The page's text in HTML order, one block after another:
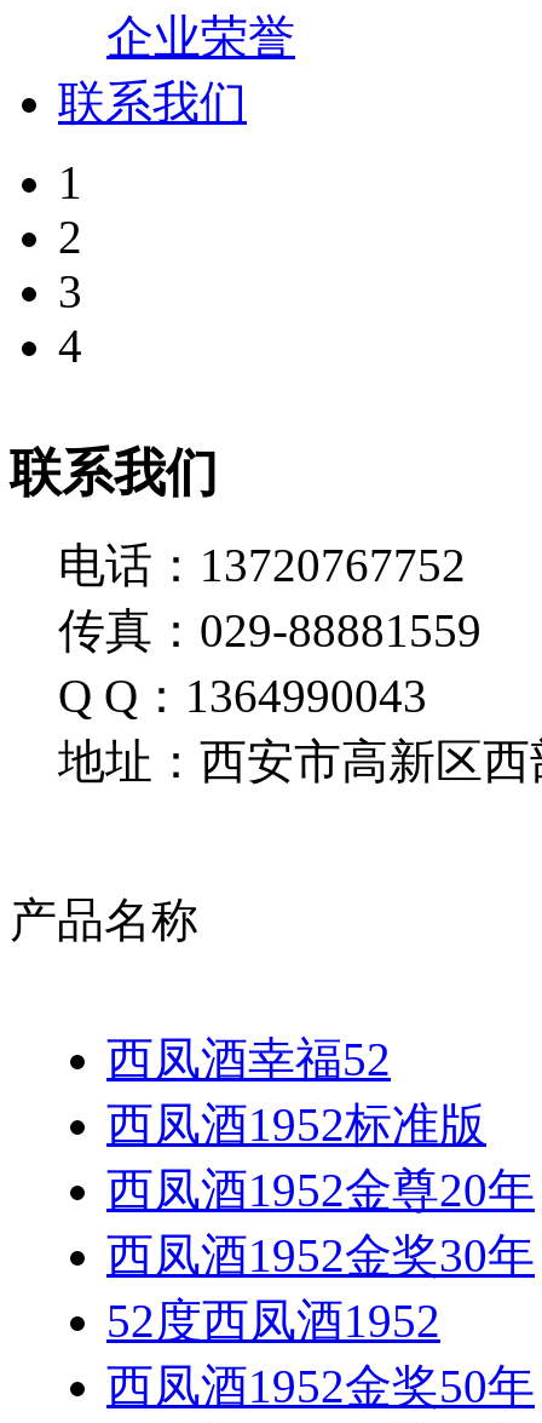
企业荣誉
联系我们
1
2
3
4
联系我们
电话：13720767752
传真：029-88881559
Q Q：1364990043
地址：西安市高新区西
产品名称
西凤酒幸福52
西凤酒1952标准版
西凤酒1952金尊20年
西凤酒1952金奖30年
52度西凤酒1952
西凤酒1952金奖50年